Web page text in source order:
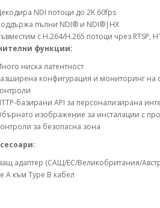
NDI потоци до 2K 60fps
пълни NDI® и NDI®|HX
с H.264/H.265 потоци чрез RTSP,
функции:
ниска латентност
конфигурация и мониторинг на
базирани API за персонализирана
изображение за инсталации с
за безопасна зона
адаптер (САЩ/ЕС/Великобритания/
A към Type B кабел